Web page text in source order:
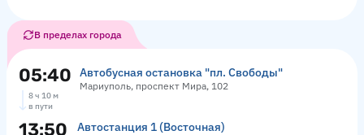
В пределах города
05:40 Автобусная остановка "пл. Свободы"
Мариуполь, проспект Мира, 102
8 ч 10 м
в пути
13:50 Автостанция 1 (Восточная)